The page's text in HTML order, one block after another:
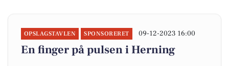
OPSLAGSTAVLEN SPONSORERET 09-12-2023 16:00
En finger på pulsen i Herning